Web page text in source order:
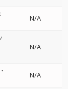
N/A
N/A
N/A